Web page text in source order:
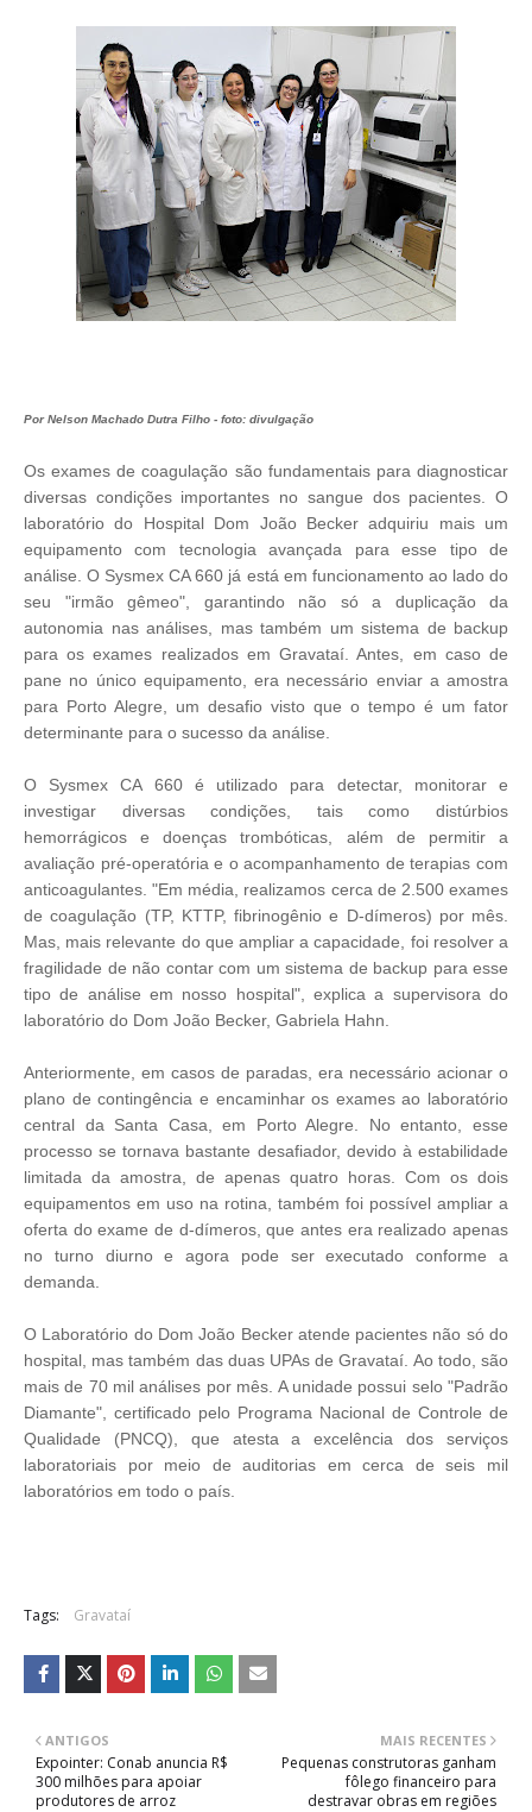
PorNelson Machado Dutra Filho - foto: divulgação
Os exames de coagulação são fundamentais para diagnosticar
diversas condições importantes no sangue dos pacientes. O
laboratório do Hospital Dom João Becker adquiriu mais um
equipamento com tecnologia avançada para esse tipo de
análise. O Sysmex CA 660 já está em funcionamento ao lado do
seu "irmão gêmeo", garantindo não só a duplicação da
autonomia nas análises, mas também um sistema de backup
para os exames realizados em Gravataí. Antes, em caso de
pane no único equipamento, era necessário enviar a amostra
para Porto Alegre, um desafio visto que o tempo é um fator
determinante para o sucesso da análise.
O Sysmex CA 660 é utilizado para detectar, monitorar e
investigar diversas condições, tais como distúrbios
hemorrágicos e doenças trombóticas, além de permitir a
avaliação pré-operatória e o acompanhamento de terapias com
anticoagulantes. "Em média, realizamos cerca de 2.500 exames
de coagulação (TP, KTTP, fibrinogênio e D-dímeros) por mês.
Mas, mais relevante do que ampliar a capacidade, foi resolver a
fragilidade de não contar com um sistema de backup para esse
tipo de análise em nosso hospital", explica a supervisora do
laboratório do Dom João Becker, Gabriela Hahn.
Anteriormente, em casos de paradas, era necessário acionar o
plano de contingência e encaminhar os exames ao laboratório
central da Santa Casa, em Porto Alegre. No entanto, esse
processo se tornava bastante desafiador, devido à estabilidade
limitada da amostra, de apenas quatro horas. Com os dois
equipamentos em uso na rotina, também foi possível ampliar a
oferta do exame de d-dímeros, que antes era realizado apenas
no turno diurno e agora pode ser executado conforme a
demanda.
O Laboratório do Dom João Becker atende pacientes não só do
hospital, mas também das duas UPAs de Gravataí. Ao todo, são
mais de 70 mil análises por mês. A unidade possui selo "Padrão
Diamante", certificado pelo Programa Nacional de Controle de
Qualidade (PNCQ), que atesta a excelência dos serviços
laboratoriais por meio de auditorias em cerca de seis mil
laboratórios em todo o país.
Tags: Gravataí
MAIS RECENTES
Pequenas construtoras ganham
fôlego financeiro para
destravar obras em regiões
ANTIGOS
Expointer: Conab anuncia R$
300 milhões para apoiar
produtores de arroz